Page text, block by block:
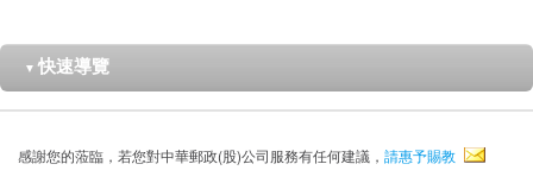
▼ 快速導覽
感謝您的蒞臨，若您對中華郵政(股)公司服務有任何建議， 請惠予賜教